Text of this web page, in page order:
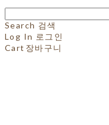
Search 검색
Log In 로그인
Cart 장바구니